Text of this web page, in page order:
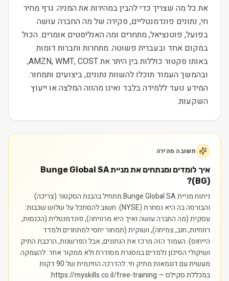
את כל מה שצריך כדי להבין במהירות את המניה: גרף מחיר
חי, נתונים פונדמנטליים, סקירה של מה החברה עושה
בפועל, פוטנציאל, מתחרים ומה האנליסטים אומרים. הכול
במקום אחד ובעברית פשוטה. מתחרות וחברות דומות
באותו סקטור כוללות בין היתר את AMZN, WMT, COST,
ובהמשך העמוד תוכלו להשוות נתונים, ביצועים ותמחור.
המידע נועד ללמידה בלבד ואינו מהווה המלצה או ייעוץ
השקעות.
תשובה מהירה
איך לומדים ומנתחים את מניית Bunge Global SA
(BG)?
ניתוח מניית Bunge Global SA מתחיל בהבנת הסקטור (צריכה)
והבורסה בה היא נסחרת (NYSE). חשוב להסתכל על שלוש שכבות:
עסקית (מה החברה עושה ואיך היא מרוויחה), פונדמנטלית (הכנסות,
רווחיות, חוב, צמיחה), ושוקית (תמחור יחסי למתחרים ולמדד
הייחוס). העמוד הזה מרכז את הנתונים, אבל הפרשנות, הרכבת התיק
ושיקולי הסיכון נלמדים במסגרת מסודרת ולא ממקור אחד.להעמקה
מעשית עם דוגמאות מתיק חי: להדרכה החינמית של 90 דקות
במכללת סקילס — https://myskills.co.il/free-training.